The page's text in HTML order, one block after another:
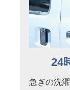
24
急ぎの洗